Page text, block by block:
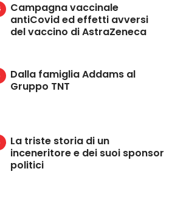
Campagna vaccinale
antiCovid ed effetti avversi
del vaccino di AstraZeneca
Dalla famiglia Addams al
Gruppo TNT
La triste storia di un
inceneritore e dei suoi sponsor
politici